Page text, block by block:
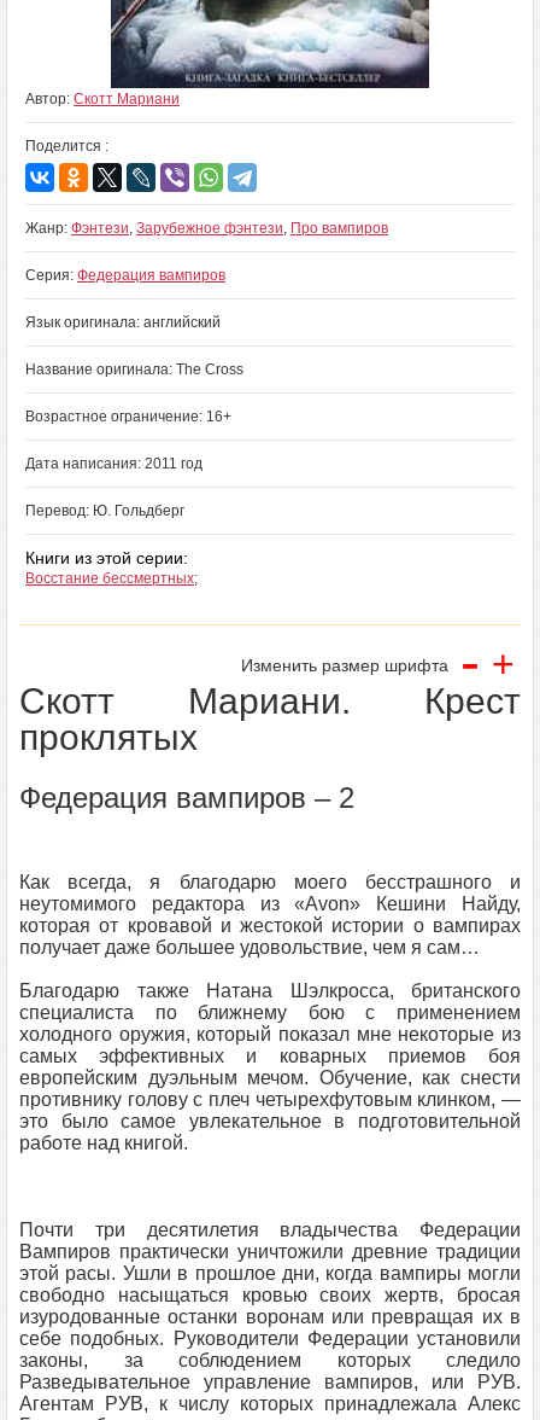
Автор: Скотт Мариани
Поделится :
Жанр: Фэнтези, Зарубежное фэнтези, Про вампиров
Серия: Федерация вампиров
Язык оригинала: английский
Название оригинала: The Cross
Возрастное ограничение: 16+
Дата написания: 2011 год
Перевод: Ю. Гольдберг
Книги из этой серии:
Восстание бессмертных;
Изменить размер шрифта - +
Скотт Мариани. Крест
проклятых
Федерация вампиров – 2
Как всегда, я благодарю моего бесстрашного и
неутомимого редактора из «Avon» Кешини Найду,
которая от кровавой и жестокой истории о вампирах
получает даже большее удовольствие, чем я сам…
Благодарю также Натана Шэлкросса, британского
специалиста по ближнему бою с применением
холодного оружия, который показал мне некоторые из
самых эффективных и коварных приемов боя
европейским дуэльным мечом. Обучение, как снести
противнику голову с плеч четырехфутовым клинком, —
это было самое увлекательное в подготовительной
работе над книгой.
Почти три десятилетия владычества Федерации
Вампиров практически уничтожили древние традиции
этой расы. Ушли в прошлое дни, когда вампиры могли
свободно насыщаться кровью своих жертв, бросая
изуродованные останки воронам или превращая их в
себе подобных. Руководители Федерации установили
законы, за соблюдением которых следило
Разведывательное управление вампиров, или РУВ.
Агентам РУВ, к числу которых принадлежала Алекс